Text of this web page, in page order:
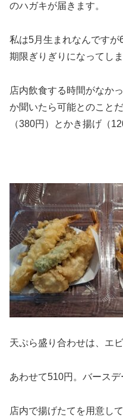
のハガキが届きます。
私は5月生まれなんですが
期限ぎりぎりになってしま
店内飲食する時間がなか
か聞いたら可能とのこと
（380円）とかき揚げ（
天ぷら盛り合わせは、エ
あわせて510円。バース
店内で揚げたてを用意し